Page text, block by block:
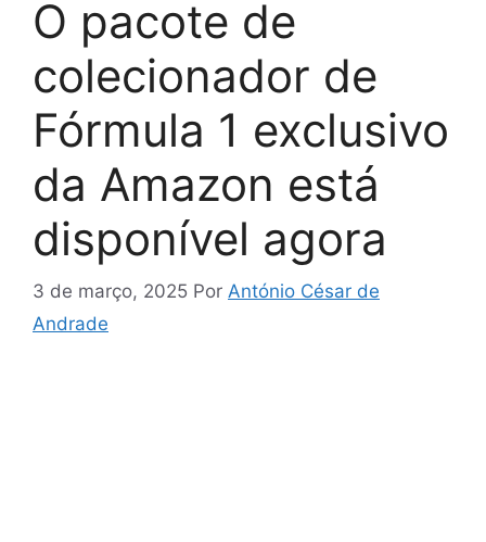
O pacote de
colecionador de
Fórmula 1 exclusivo
da Amazon está
disponível agora
3 de março, 2025 Por António César de
Andrade